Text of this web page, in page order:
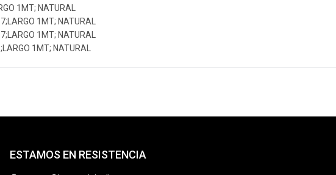
1MT; NATURAL
1MT; NATURAL
1MT; NATURAL
1MT; NATURAL
ESTAMOS EN RESISTENCIA